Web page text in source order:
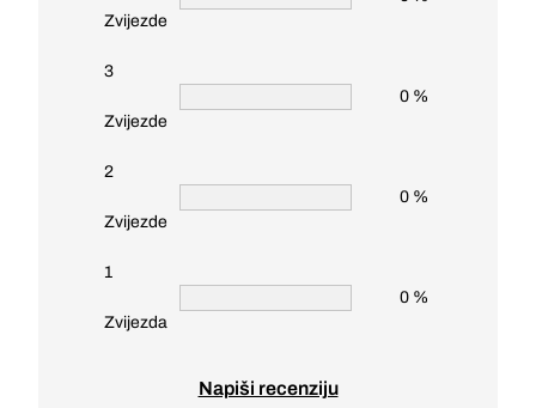
Zvijezde
3
Zvijezde
0 %
2
Zvijezde
0 %
1
Zvijezda
0 %
Napiši recenziju